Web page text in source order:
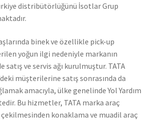
distribütörlüğünü İsotlar Grup
binek ve özellikle pick-up
yoğun ilgi nedeniyle markanın
satış ve servis ağı kurulmuştur. TATA
müşterilerine satış sonrasında da
amacıyla, ülke genelinde Yol Yardım
Bu hizmetler, TATA marka araç
konaklama ve muadil araç